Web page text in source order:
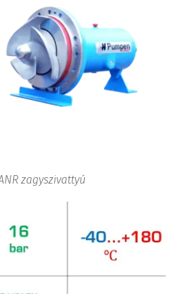
zagyszivattyú